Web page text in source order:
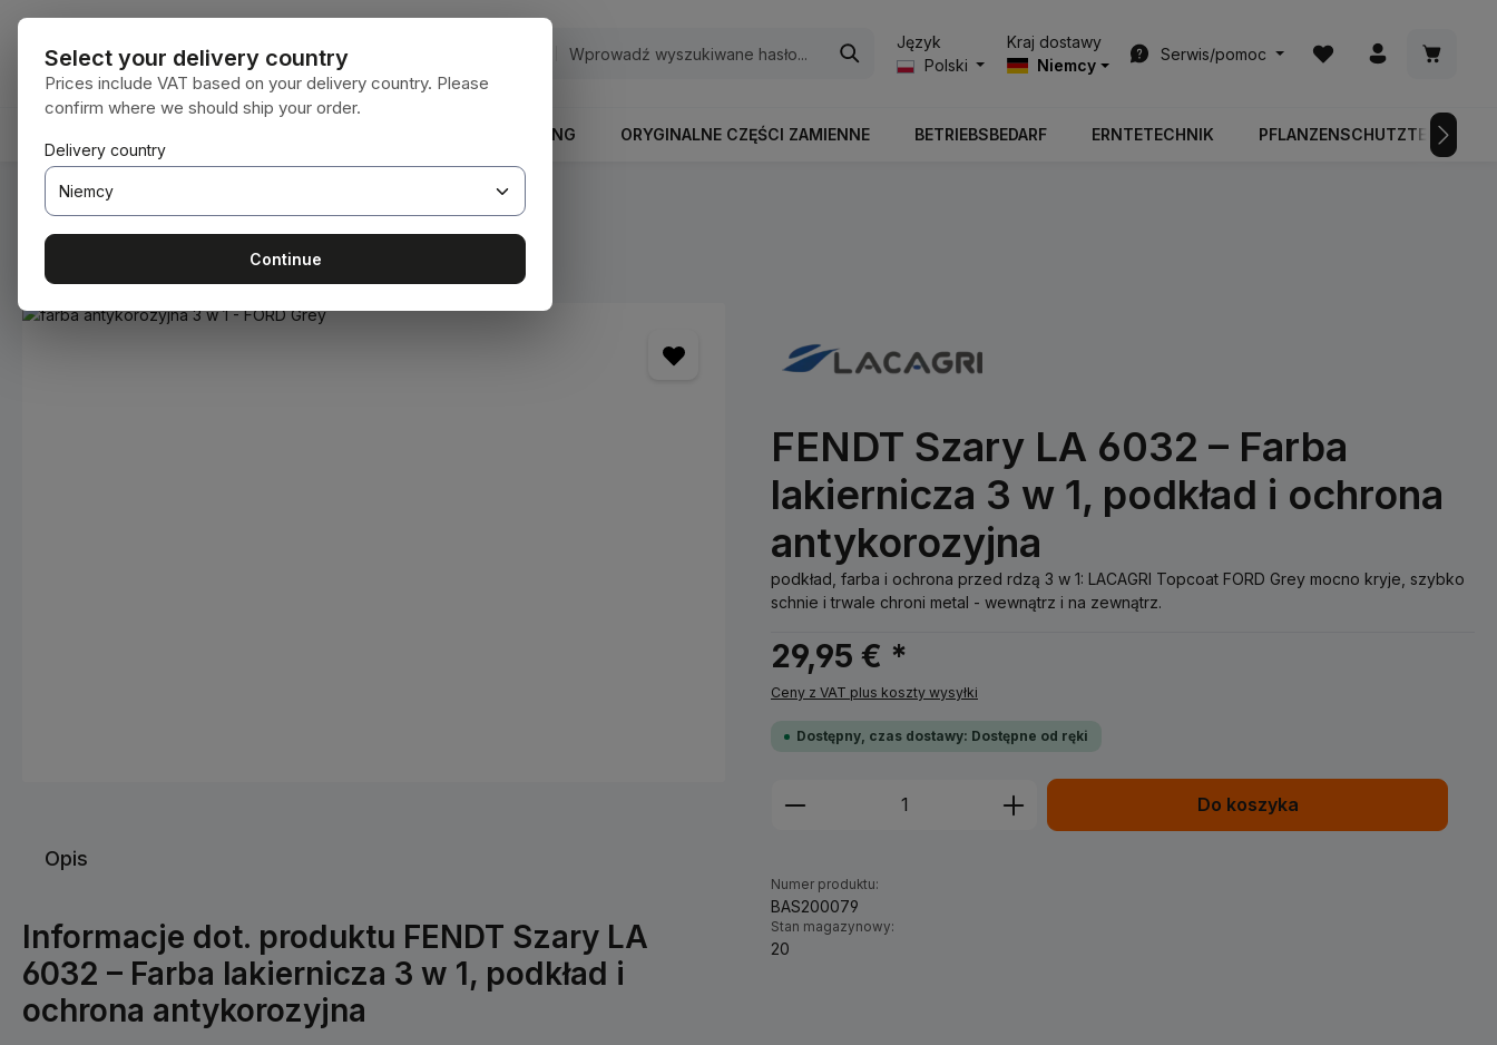
do głównej zawartości
Przejdź do wyszukiwania
Przejdź do głównej nawigacji
Język
Polski
Kraj dostawy
Niemcy
Serwis/pomoc
Masz 0 przedmioty na
BODENBEARBEITUNG ORYGINALNE CZĘŚCI ZAMIENNE BETRIEBSBEDARF ERNTETECHNIK PFLANZENSCHUTZTECHNIK
Jesteś tutaj: Home Materiały eksploatacyjne Farby i lakiery
Pomiń galerię zdjęć
FENDT Szary LA 6032 – Farba
lakiernicza 3 w 1, podkład i ochrona
antykorozyjna
podkład, farba i ochrona przed rdzą 3 w 1: LACAGRI Topcoat FORD Grey mocno kryje, szybko
schnie i trwale chroni metal - wewnątrz i na zewnątrz.
29,95 € *
Ceny z VAT plus koszty wysyłki
Dostępny, czas dostawy: Dostępne od ręki
Ilość produktu: Wprowadź żądaną ilość lub użyj
Do koszyka
Numer produktu:
BAS200079
Stan magazynowy:
20
Opis
Informacje dot. produktu FENDT Szary LA
6032 – Farba lakiernicza 3 w 1, podkład i
ochrona antykorozyjna
Select your delivery country
Prices include VAT based on your delivery country. Please
confirm where we should ship your order.
Delivery country
Continue